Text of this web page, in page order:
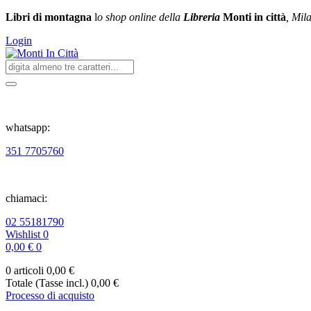
Libri di montagna lo shop online della Libreria Monti in città ,
Login
whatsapp:
351 7705760
chiamaci:
02 55181790
Wishlist 0
0,00 € 0
0 articoli 0,00 €
Totale (Tasse incl.) 0,00 €
Processo di acquisto